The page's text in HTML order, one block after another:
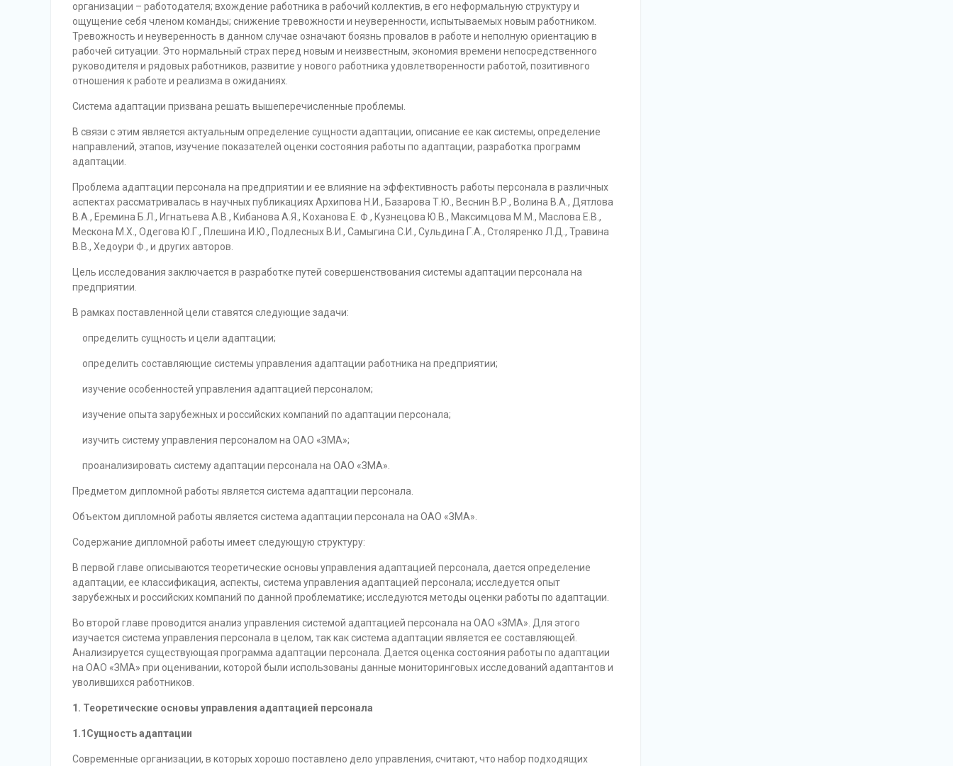
организации – работодателя; вхождение работника в рабочий коллектив, в его неформальную структуру и
ощущение себя членом команды; снижение тревожности и неуверенности, испытываемых новым работником.
Тревожность и неуверенность в данном случае означают боязнь провалов в работе и неполную ориентацию в
рабочей ситуации. Это нормальный страх перед новым и неизвестным, экономия времени непосредственного
руководителя и рядовых работников, развитие у нового работника удовлетворенности работой, позитивного
отношения к работе и реализма в ожиданиях.
Система адаптации призвана решать вышеперечисленные проблемы.
В связи с этим является актуальным определение сущности адаптации, описание ее как системы, определение
направлений, этапов, изучение показателей оценки состояния работы по адаптации, разработка программ
адаптации.
Проблема адаптации персонала на предприятии и ее влияние на эффективность работы персонала в различных
аспектах рассматривалась в научных публикациях Архипова Н.И., Базарова Т.Ю., Веснин В.Р., Волина В.А., Дятлова
В.А., Еремина Б.Л., Игнатьева А.В., Кибанова А.Я., Коханова Е. Ф., Кузнецова Ю.В., Максимцова М.М., Маслова Е.В.,
Мескона М.Х., Одегова Ю.Г., Плешина И.Ю., Подлесных В.И., Самыгина С.И., Сульдина Г.А., Столяренко Л.Д., Травина
В.В., Хедоури Ф., и других авторов.
Цель исследования заключается в разработке путей совершенствования системы адаптации персонала на
предприятии.
В рамках поставленной цели ставятся следующие задачи:
определить сущность и цели адаптации;
определить составляющие системы управления адаптации работника на предприятии;
изучение особенностей управления адаптацией персоналом;
изучение опыта зарубежных и российских компаний по адаптации персонала;
изучить систему управления персоналом на ОАО «ЗМА»;
проанализировать систему адаптации персонала на ОАО «ЗМА».
Предметом дипломной работы является система адаптации персонала.
Объектом дипломной работы является система адаптации персонала на ОАО «ЗМА».
Содержание дипломной работы имеет следующую структуру:
В первой главе описываются теоретические основы управления адаптацией персонала, дается определение
адаптации, ее классификация, аспекты, система управления адаптацией персонала; исследуется опыт
зарубежных и российских компаний по данной проблематике; исследуются методы оценки работы по адаптации.
Во второй главе проводится анализ управления системой адаптацией персонала на ОАО «ЗМА». Для этого
изучается система управления персонала в целом, так как система адаптации является ее составляющей.
Анализируется существующая программа адаптации персонала. Дается оценка состояния работы по адаптации
на ОАО «ЗМА» при оценивании, которой были использованы данные мониторинговых исследований адаптантов и
уволившихся работников.
1. Теоретические основы управления адаптацией персонала
1.1Сущность адаптации
Современные организации, в которых хорошо поставлено дело управления, считают, что набор подходящих